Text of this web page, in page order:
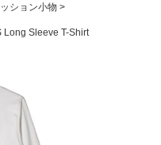
ション小物
Long Sleeve T-Shirt